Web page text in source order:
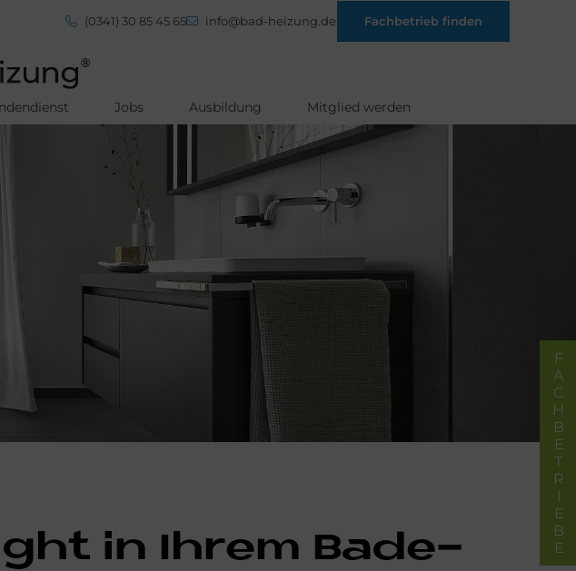
(0341) 30 85 45 65 info@bad-heizung.de Fachbetrieb finden
Jobs Ausbildung Mitglied werden
in Ih­rem Ba­de­
FACHBETRIEBE